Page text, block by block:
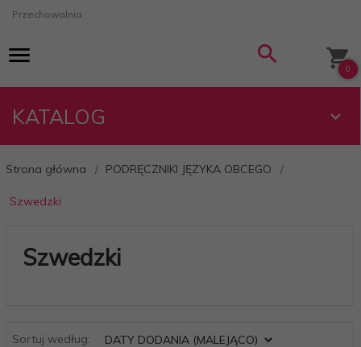
Przechowalnia
0
KATALOG
Strona główna PODRĘCZNIKI JĘZYKA OBCEGO
Szwedzki
Szwedzki
Sortuj według:
sort